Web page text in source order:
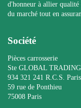
d'honneur à allier
du marché tout en
Société
Pièces carrosserie
Ste GLOBAL TRADING
934 321 241 R.C.S. Paris
59 rue de Ponthieu
75008 Paris